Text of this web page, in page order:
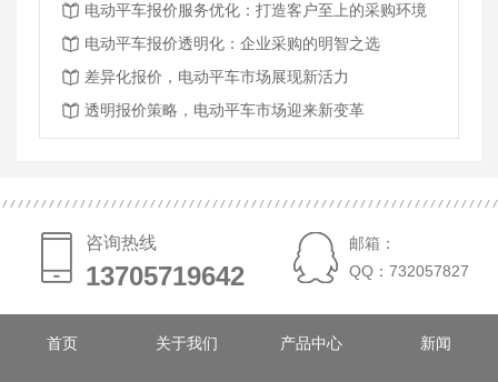
电动平车报价服务优化：打造客户至上的采购环境
电动平车报价透明化：企业采购的明智之选
差异化报价，电动平车市场展现新活力
透明报价策略，电动平车市场迎来新变革
咨询热线
13705719642
13705719642
邮箱：
QQ：732057827
首页 关于我们 产品中心 新闻